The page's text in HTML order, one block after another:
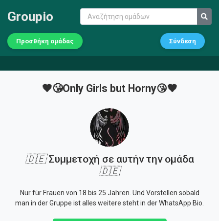
Groupio
Προσθήκη ομάδας Σύνδεση
🖤😘Only Girls but Horny😘🖤
🇩🇪Συμμετοχή σε αυτήν την ομάδα
🇩🇪
Nur für Frauen von 18 bis 25 Jahren. Und Vorstellen sobald
man in der Gruppe ist alles weitere steht in der WhatsApp Bio.